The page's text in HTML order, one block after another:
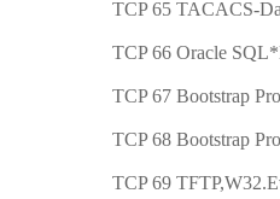
TCP 65 TACACS-
TCP 66 Oracle
TCP 67 Bootstrap
TCP 68 Bootstrap
TCP 69